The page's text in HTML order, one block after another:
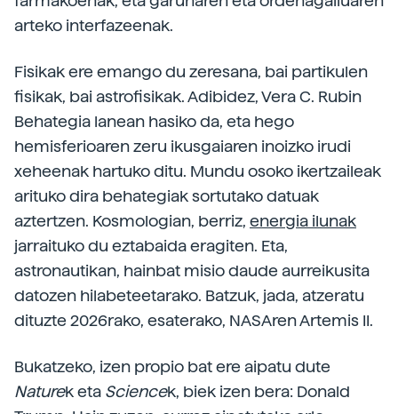
arteko interfazeenak.
Fisikak ere emango du zeresana, bai partikulen
fisikak, bai astrofisikak. Adibidez, Vera C. Rubin
Behategia lanean hasiko da, eta hego
hemisferioaren zeru ikusgaiaren inoizko irudi
xeheenak hartuko ditu. Mundu osoko ikertzaileak
arituko dira behategiak sortutako datuak
aztertzen. Kosmologian, berriz, energia ilunak
jarraituko du eztabaida eragiten. Eta,
astronautikan, hainbat misio daude aurreikusita
datozen hilabeteetarako. Batzuk, jada, atzeratu
dituzte 2026rako, esaterako, NASAren Artemis II.
Bukatzeko, izen propio bat ere aipatu dute
Naturek eta Sciencek, biek izen bera: Donald